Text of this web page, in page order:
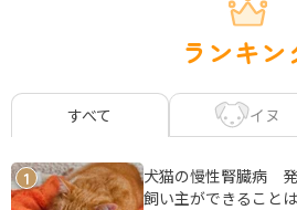
ランキン
すべて イヌ
1
犬猫の慢性腎臓病 発
飼い主ができること